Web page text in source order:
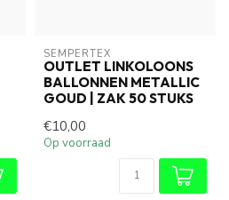
SEMPERTEX
OUTLET LINKOLOONS
BALLONNEN METALLIC
GOUD | ZAK 50 STUKS
€10,00
Op voorraad